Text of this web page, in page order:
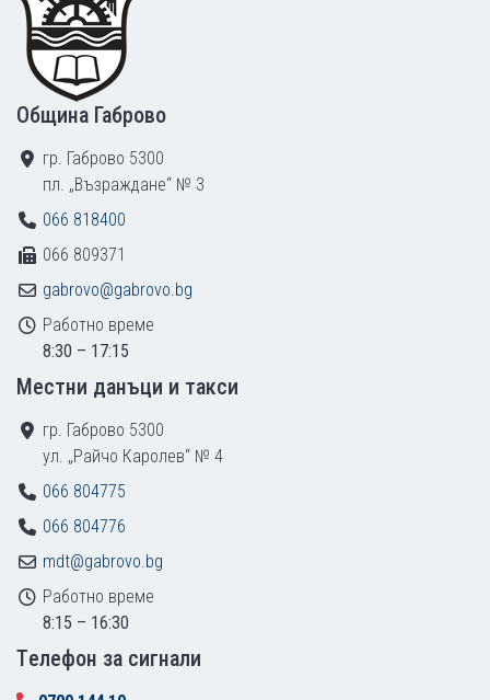
Община Габрово
гр. Габрово 5300
пл. „Възраждане“ № 3
066 818400
066 809371
gabrovo@gabrovo.bg
Работно време
8:30 – 17:15
Местни данъци и такси
гр. Габрово 5300
ул. „Райчо Каролев“ № 4
066 804775
066 804776
mdt@gabrovo.bg
Работно време
8:15 – 16:30
Tелефон за сигнали